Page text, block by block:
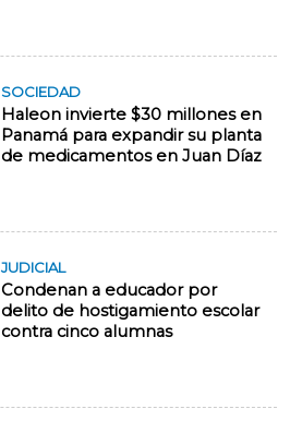
SOCIEDAD
Haleon invierte $30 millones en
Panamá para expandir su planta
de medicamentos en Juan Díaz
JUDICIAL
Condenan a educador por
delito de hostigamiento escolar
contra cinco alumnas